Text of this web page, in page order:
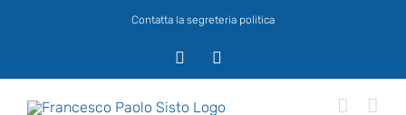
Contatta la segreteria politica